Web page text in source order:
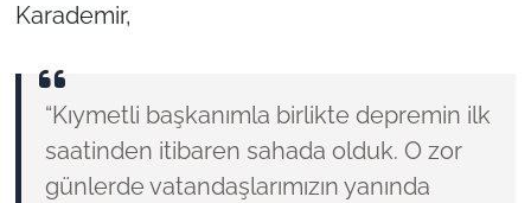
Karademir,
“Kıymetli başkanımla birlikte depremin ilk
saatinden itibaren sahada olduk. O zor
günlerde vatandaşlarımızın yanında